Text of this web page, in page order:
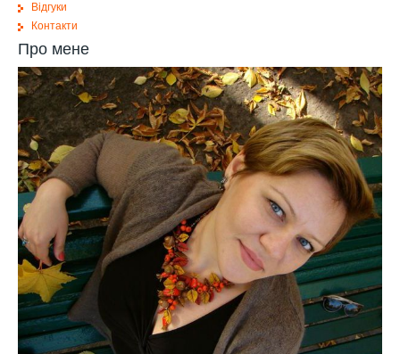
Відгуки
Контакти
Про мене